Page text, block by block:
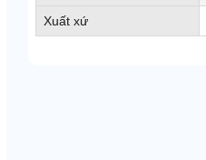
Xuất xứ